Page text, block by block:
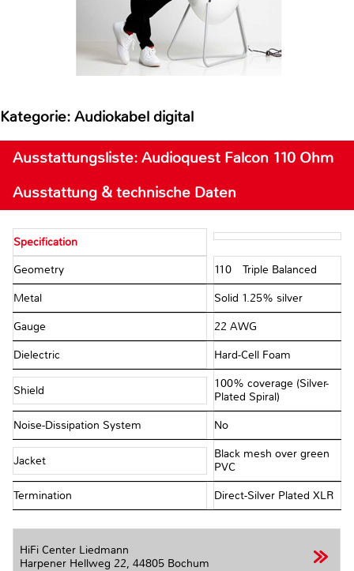
Kategorie: Audiokabel digital
Ausstattungsliste: Audioquest Falcon 110 Ohm
Ausstattung & technische Daten
Specification
Geometry 110Ω Triple Balanced
Metal Solid 1.25% silver
Gauge 22 AWG
Dielectric Hard-Cell Foam
Shield
100% coverage (Silver-
Plated Spiral)
Noise-Dissipation System No
Jacket
Black mesh over green
PVC
Termination Direct-Silver Plated XLR
HiFi Center Liedmann
Harpener Hellweg 22, 44805 Bochum